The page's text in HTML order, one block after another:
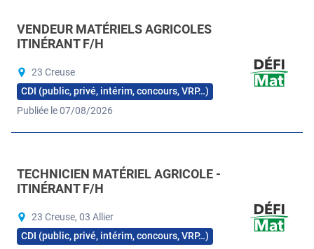
VENDEUR MATÉRIELS AGRICOLES
ITINÉRANT F/H
23 Creuse
CDI (public, privé, intérim, concours, VRP…)
Publiée le 07/08/2026
TECHNICIEN MATÉRIEL AGRICOLE -
ITINÉRANT F/H
23 Creuse, 03 Allier
CDI (public, privé, intérim, concours, VRP…)